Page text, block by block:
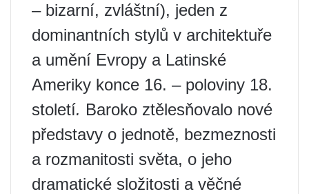
– bizarní, zvláštní), jeden z
dominantních stylů v architektuře
a umění Evropy a Latinské
Ameriky konce 16. – poloviny 18.
století. Baroko ztělesňovalo nové
představy o jednotě, bezmeznosti
a rozmanitosti světa, o jeho
dramatické složitosti a věčné